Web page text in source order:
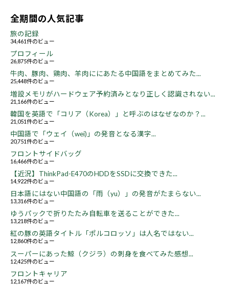
全期間の人気記事
旅の記録
34,461件のビュー
プロフィール
26,875件のビュー
牛肉、豚肉、鶏肉、羊肉ににあたる中国語をまとめてみた...
25,448件のビュー
増設メモリがハードウェア予約済みとなり正しく認識されない...
21,166件のビュー
韓国を英語で「コリア（Korea）」と呼ぶのはなぜなのか？...
21,051件のビュー
中国語で「ウェイ（wei)」の発音となる漢字...
20,751件のビュー
フロントサイドバッグ
16,466件のビュー
【近況】ThinkPad-E470のHDDをSSDに交換できた...
14,922件のビュー
日本語にはない中国語の「雨（yu）」の発音がたまらない...
13,316件のビュー
ゆうパックで折りたたみ自転車を送ることができた...
13,218件のビュー
紅の豚の英語タイトル「ポルコロッソ」は人名ではない...
12,860件のビュー
スーパーにあった鯨（クジラ）の刺身を食べてみた感想...
12,425件のビュー
フロントキャリア
12,167件のビュー